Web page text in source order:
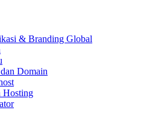
& Branding Global
Domain
Hosting